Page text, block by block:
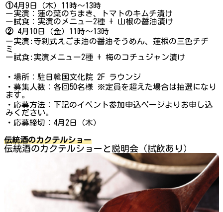
①4月9日（木）11時〜13時
ー実演：蓮の葉のちまき、トマトのキムチ漬け
ー試食：実演のメニュー2種 + 山椒の醤油漬け
② 4月10日（金）11時～13時
ー実演:寺刹式えごま油の醤油そうめん、蓮根の三色チヂ
ミ
ー試食:実演メニュー2種 + 梅のコチュジャン漬け
・場所：駐日韓国文化院 2F ラウンジ
・募集人数：各回50名様 ※定員を超えた場合は抽選になり
ます。
・応募方法：下記のイベント参加申込ページよりお申し込
みください。
・応募締切：4月2日（木）
伝統酒のカクテルショー
伝統酒のカクテルショーと説明会（試飲あり）